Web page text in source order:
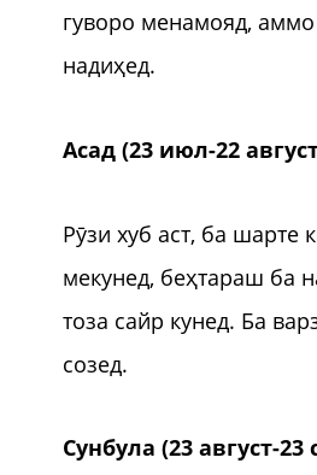
гуворо менамояд, аммо
надиҳед.
Асад (23 июл-22
Рӯзи хуб аст, ба шарте
мекунед, беҳтараш ба
тоза сайр кунед. Ба
созед.
Сунбула (23 август-23